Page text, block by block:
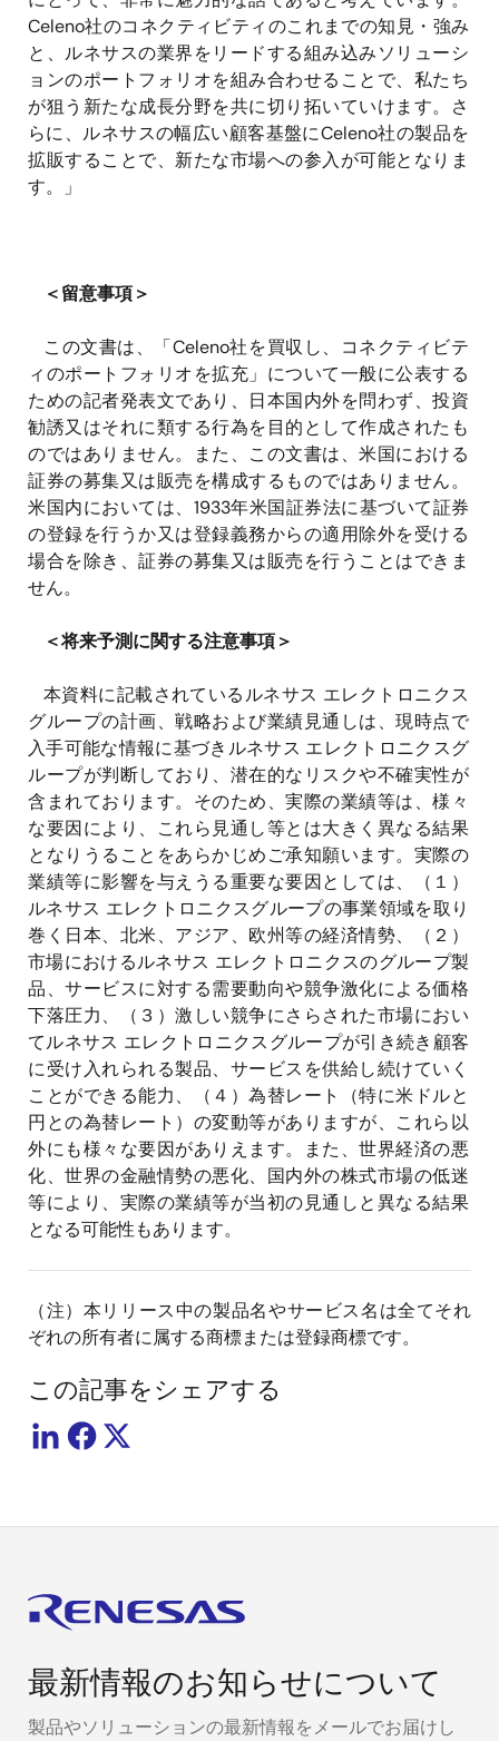
Celeno社のコネクティビティのこれまでの知見・強み
と、ルネサスの業界をリードする組み込みソリューシ
ョンのポートフォリオを組み合わせることで、私たち
が狙う新たな成長分野を共に切り拓いていけます。さ
らに、ルネサスの幅広い顧客基盤にCeleno社の製品を
拡販することで、新たな市場への参入が可能となりま
す。」
＜留意事項＞
この文書は、「Celeno社を買収し、コネクティビテ
ィのポートフォリオを拡充」について一般に公表する
ための記者発表文であり、日本国内外を問わず、投資
勧誘又はそれに類する行為を目的として作成されたも
のではありません。また、この文書は、米国における
証券の募集又は販売を構成するものではありません。
米国内においては、1933年米国証券法に基づいて証券
の登録を行うか又は登録義務からの適用除外を受ける
場合を除き、証券の募集又は販売を行うことはできま
せん。
＜将来予測に関する注意事項＞
本資料に記載されているルネサス エレクトロニクス
グループの計画、戦略および業績見通しは、現時点で
入手可能な情報に基づきルネサス エレクトロニクスグ
ループが判断しており、潜在的なリスクや不確実性が
含まれております。そのため、実際の業績等は、様々
な要因により、これら見通し等とは大きく異なる結果
となりうることをあらかじめご承知願います。実際の
業績等に影響を与えうる重要な要因としては、（１）
ルネサス エレクトロニクスグループの事業領域を取り
巻く日本、北米、アジア、欧州等の経済情勢、（２）
市場におけるルネサス エレクトロニクスのグループ製
品、サービスに対する需要動向や競争激化による価格
下落圧力、（３）激しい競争にさらされた市場におい
てルネサス エレクトロニクスグループが引き続き顧客
に受け入れられる製品、サービスを供給し続けていく
ことができる能力、（４）為替レート（特に米ドルと
円との為替レート）の変動等がありますが、これら以
外にも様々な要因がありえます。また、世界経済の悪
化、世界の金融情勢の悪化、国内外の株式市場の低迷
等により、実際の業績等が当初の見通しと異なる結果
となる可能性もあります。
（注）本リリース中の製品名やサービス名は全てそれ
ぞれの所有者に属する商標または登録商標です。
この記事をシェアする
最新情報のお知らせについて
製品やソリューションの最新情報をメールでお届けし